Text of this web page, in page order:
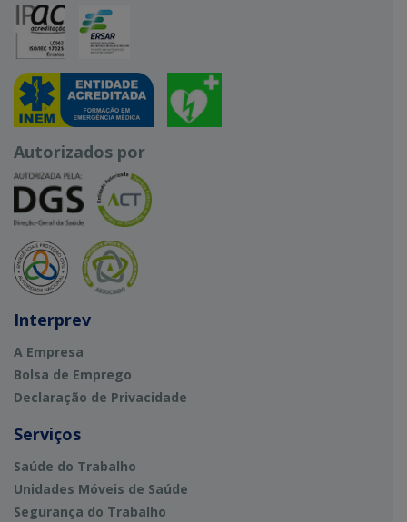
Autorizados por
Interprev
A Empresa
Bolsa de Emprego
Declaração de Privacidade
Serviços
Saúde do Trabalho
Unidades Móveis de Saúde
Segurança do Trabalho